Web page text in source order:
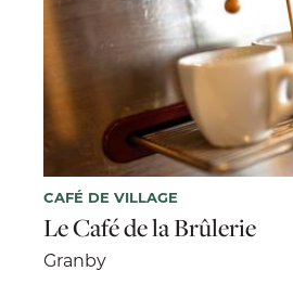
CAFÉ DE VILLAGE
Le Café de la Brûlerie
Granby